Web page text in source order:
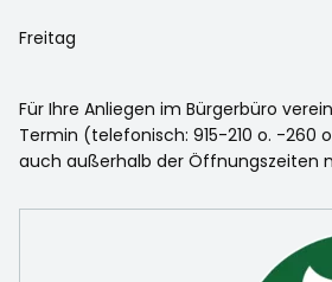
Freitag
Für Ihre Anliegen im Bürgerbüro
Termin (telefonisch: 915-210 o. -260
auch außerhalb der Öffnungszeiten